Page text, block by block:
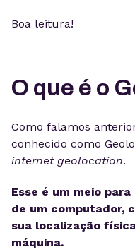
Boa leitura!
O que é o
Como falamos
conhecido como
internet geolocation.
Esse é um meio
de um computador,
sua localização
máquina.